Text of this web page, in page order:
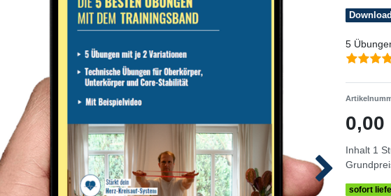
5
0,00
Inhalt 1
sofort